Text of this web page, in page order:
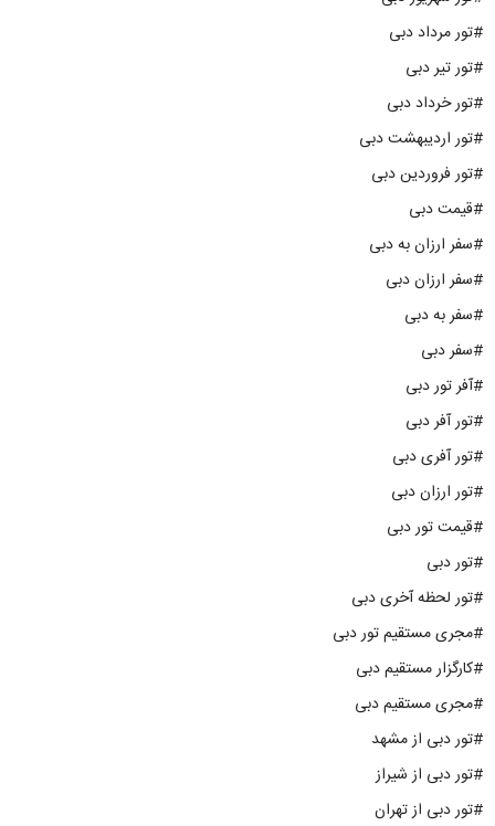
#تور مرداد دبی
#تور تیر دبی
#تور خرداد دبی
#تور اردیبهشت دبی
#تور فروردین دبی
#قیمت دبی
#سفر ارزان به دبی
#سفر ارزان دبی
#سفر به دبی
#سفر دبی
#آفر تور دبی
#تور آفر دبی
#تور آفری دبی
#تور ارزان دبی
#قیمت تور دبی
#تور دبی
#تور لحظه آخری دبی
#مجری مستقیم تور دبی
#کارگزار مستقیم دبی
#مجری مستقیم دبی
#تور دبی از مشهد
#تور دبی از شیراز
#تور دبی از تهران